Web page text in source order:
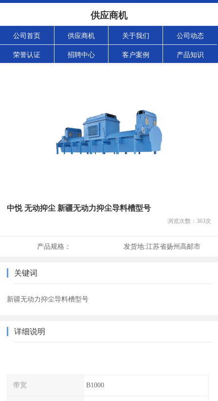
供应商机
公司首页 供应商机 关于我们 公司动态
荣誉认证 招聘中心 客户案例 产品知识
中悦 无动抑尘 新疆无动力抑尘导料槽型号
浏览次数： 363次
产品规格： 发货地:江苏省扬州高邮市
关键词
新疆无动力抑尘导料槽型号
详细说明
带宽 B1000